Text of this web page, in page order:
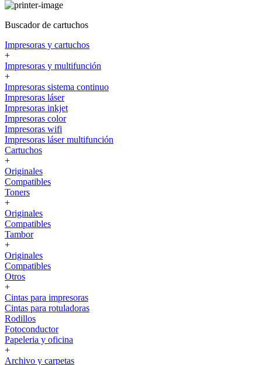
Buscador de cartuchos
Impresoras y cartuchos
+
Impresoras y multifunción
+
Impresoras sistema continuo
Impresoras láser
Impresoras inkjet
Impresoras color
Impresoras wifi
Impresoras láser multifunción
Cartuchos
+
Originales
Compatibles
Toners
+
Originales
Compatibles
Tambor
+
Originales
Compatibles
Otros
+
Cintas para impresoras
Cintas para rotuladoras
Rodillos
Fotoconductor
Papeleria y oficina
+
Archivo y carpetas